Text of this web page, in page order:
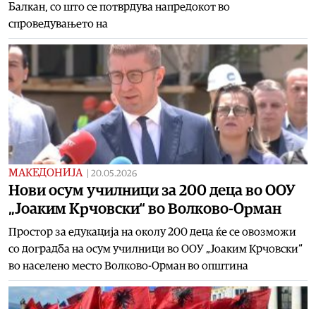
Балкан, со што се потврдува напредокот во
спроведувањето на
МАКЕДОНИЈА 20.05.2026
Нови осум училници за 200 деца во ООУ
„Јоаким Крчовски“ во Волково-Орман
Простор за едукација на околу 200 деца ќе се овозможи
со доградба на осум училници во ООУ „Јоаким Крчовски“
во населено место Волково-Орман во општина